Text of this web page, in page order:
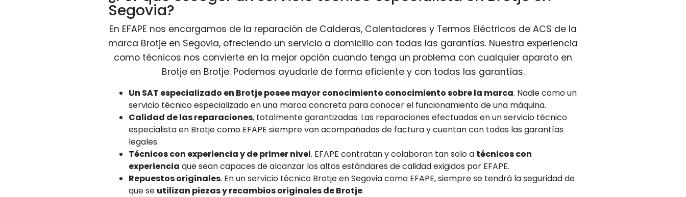
Segovia?
En EFAPE nos encargamos de la reparación de Calderas, Calentadores y Termos Eléctricos de ACS de la
marca Brotje en Segovia, ofreciendo un servicio a domicilio con todas las garantías. Nuestra experiencia
como técnicos nos convierte en la mejor opción cuando tenga un problema con cualquier aparato en
Brotje en Brotje. Podemos ayudarle de forma eficiente y con todas las garantías.
Un SAT especializado en Brotje posee mayor conocimiento conocimiento sobre la marca. Nadie como un
servicio técnico especializado en una marca concreta para conocer el funcionamiento de una máquina.
Calidad de las reparaciones, totalmente garantizadas. Las reparaciones efectuadas en un servicio técnico
especialista en Brotje como EFAPE siempre van acompañadas de factura y cuentan con todas las garantías
legales.
Técnicos con experiencia y de primer nivel. EFAPE contratan y colaboran tan solo a técnicos con
experiencia que sean capaces de alcanzar los altos estándares de calidad exigidos por EFAPE.
Repuestos originales. En un servicio técnico Brotje en Segovia como EFAPE, siempre se tendrá la seguridad de
que se utilizan piezas y recambios originales de Brotje.